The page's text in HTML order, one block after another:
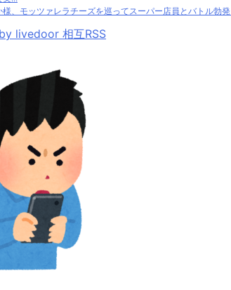
様、モッツァレラチーズを巡ってスーパー店員とバトル勃
livedoor 相互RSS